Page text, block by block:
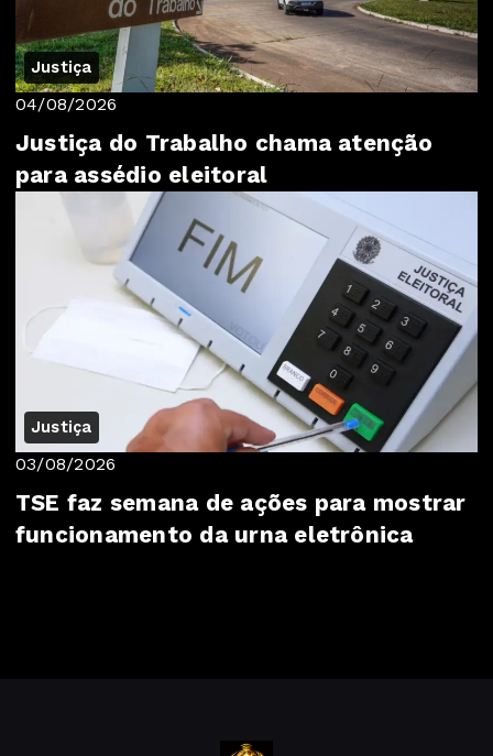
Justiça
04/08/2026
Justiça do Trabalho chama atenção
para assédio eleitoral
Justiça
03/08/2026
TSE faz semana de ações para mostrar
funcionamento da urna eletrônica